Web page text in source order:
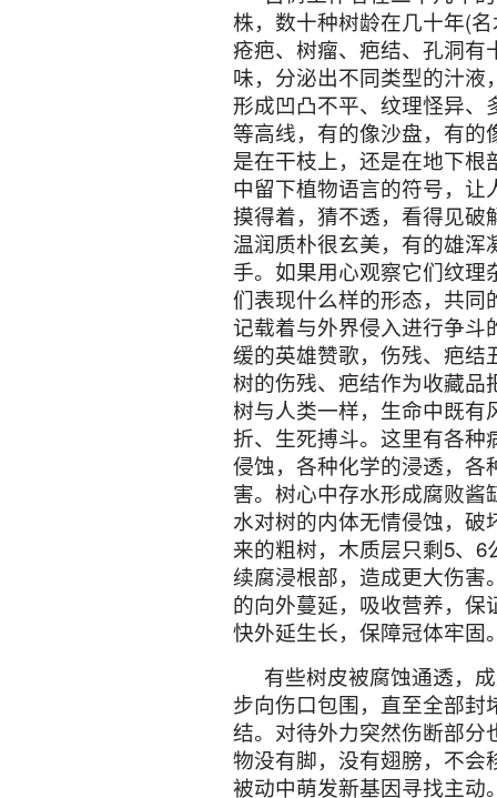
二、从古树疤结伤残看
古树工作者在二十几年
株，数十种树龄在几十年(
疮疤、树瘤、疤结、孔洞
味，分泌出不同类型的汁
形成凹凸不平、纹理怪异
等高线，有的像沙盘，有
是在干枝上，还是在地下
摸得着，猜不透，看得见
温润质朴很玄美，有的雄
手。如果用心观察它们纹
们表现什么样的形态，共